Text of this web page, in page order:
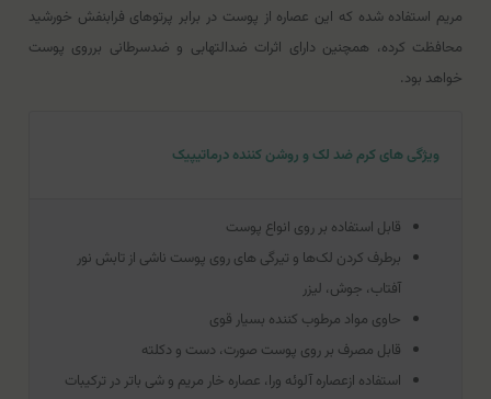
مریم استفاده شده که این عصاره از پوست در برابر پرتوهای فرابنفش خورشید
محافظت کرده، همچنین دارای اثرات ضد‌التهابی و ضد‌سرطانی برروی پوست
خواهد بود.
ویژگی های کرم ضد لک و روشن کننده درماتیپیک
قابل استفاده بر روی انواع پوست
برطرف کردن لک‌ها و تیرگی های روی پوست ناشی از تابش نور
آفتاب، جوش، لیزر
حاوی مواد مرطوب کننده بسیار قوی
قابل مصرف بر روی پوست صورت، دست و دکلته
استفاده ازعصاره آلوئه ورا، عصاره خار مریم و شی باتر در ترکیبات